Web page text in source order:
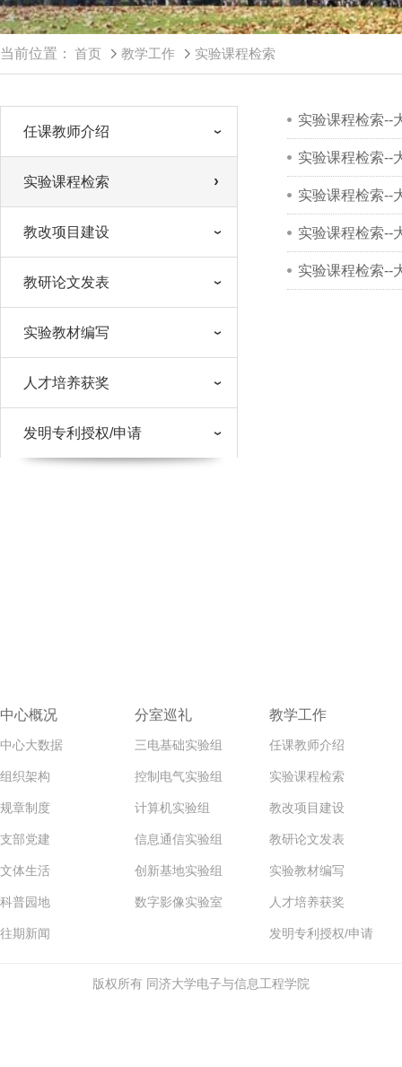
当前位置： 首页 教学工作 实验课程检索
任课教师介绍
实验课程检索
教改项目建设
教研论文发表
实验教材编写
人才培养获奖
发明专利授权/申请
实验课程检索--
实验课程检索--
实验课程检索--
实验课程检索--
实验课程检索--
中心概况
中心大数据
组织架构
规章制度
支部党建
文体生活
科普园地
往期新闻
分室巡礼
三电基础实验组
控制电气实验组
计算机实验组
信息通信实验组
创新基地实验组
数字影像实验室
教学工作
任课教师介绍
实验课程检索
教改项目建设
教研论文发表
实验教材编写
人才培养获奖
发明专利授权/申请
版权所有 同济大学电子与信息工程学院